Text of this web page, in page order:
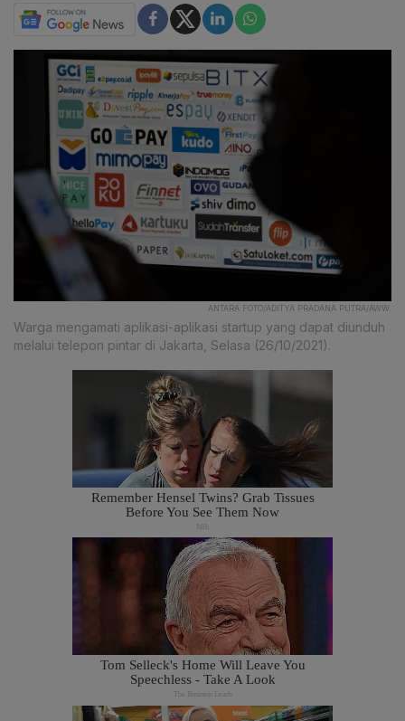
ANTARA FOTO/ADITYA PRADANA PUTRA/AWW.
Warga mengamati aplikasi-aplikasi startup yang dapat diunduh
melalui telepon pintar di Jakarta, Selasa (26/10/2021).